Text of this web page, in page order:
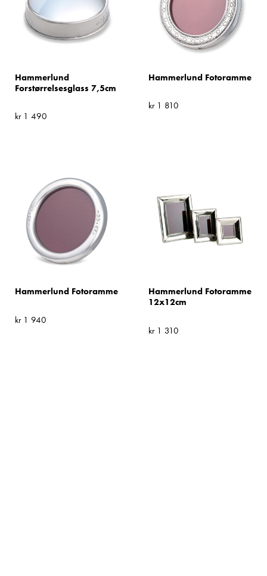
Hammerlund
Forstørrelsesglass 7,5cm
kr1 490
Hammerlund Fotoramme
kr1 810
Hammerlund Fotoramme
kr1 940
Hammerlund Fotoramme
12x12cm
kr1 310